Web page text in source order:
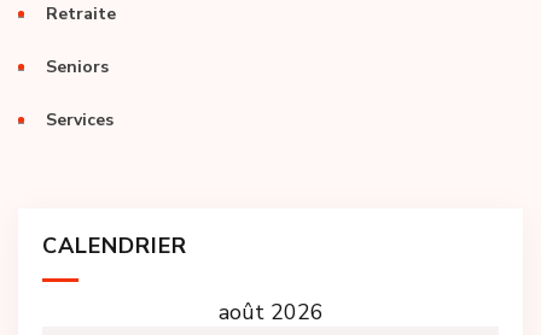
Retraite
Seniors
Services
CALENDRIER
août 2026